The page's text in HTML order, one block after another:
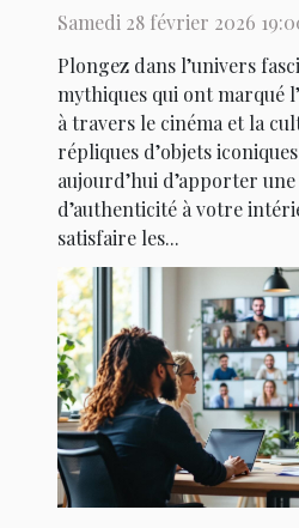
votre salon
Samedi 28 février 2026
Plongez dans l’univers
mythiques qui ont marqué
à travers le cinéma et la
répliques d’objets
aujourd’hui d’apporter
d’authenticité à votre
satisfaire les...